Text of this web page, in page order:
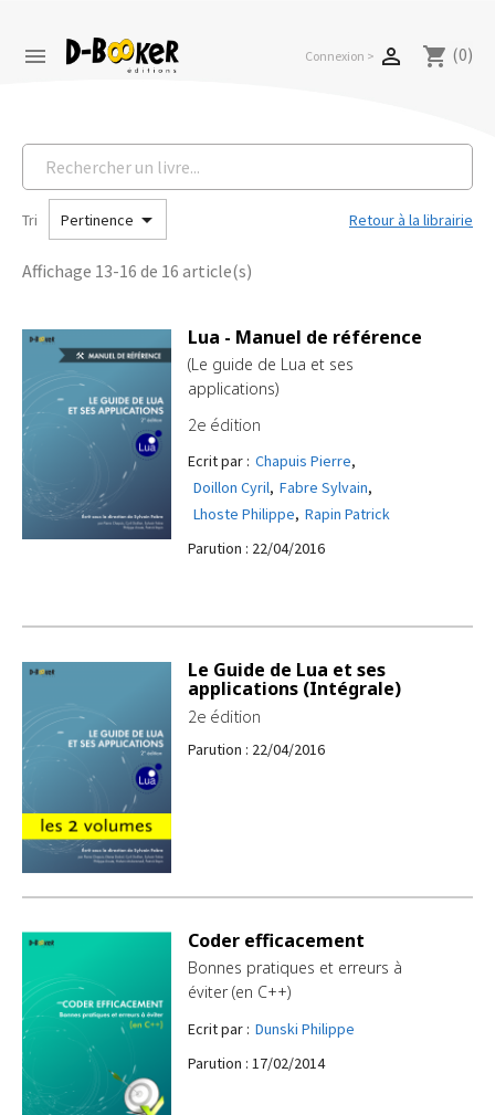
 Connexion >  shopping_cart (0)
Tri Pertinence  Retour à la librairie
Affichage 13-16 de 16 article(s)
Lua - Manuel de référence
(Le guide de Lua et ses
applications)
2e édition
Ecrit par : Chapuis Pierre,
Doillon Cyril, Fabre Sylvain,
Lhoste Philippe, Rapin Patrick
Parution : 22/04/2016
Le Guide de Lua et ses
applications (Intégrale)
2e édition
Parution : 22/04/2016
Coder efficacement
Bonnes pratiques et erreurs à
éviter (en C++)
Ecrit par : Dunski Philippe
Parution : 17/02/2014